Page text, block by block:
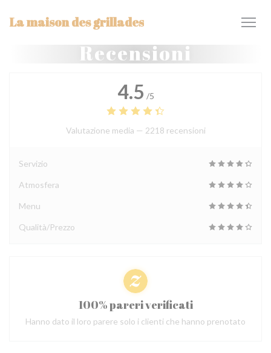
La maison des grillades
Recensioni
4.5 /5
Valutazione media — 2218 recensioni
Servizio
Atmosfera
Menu
Qualità/Prezzo
100% pareri verificati
Hanno dato il loro parere solo i clienti che hanno prenotato